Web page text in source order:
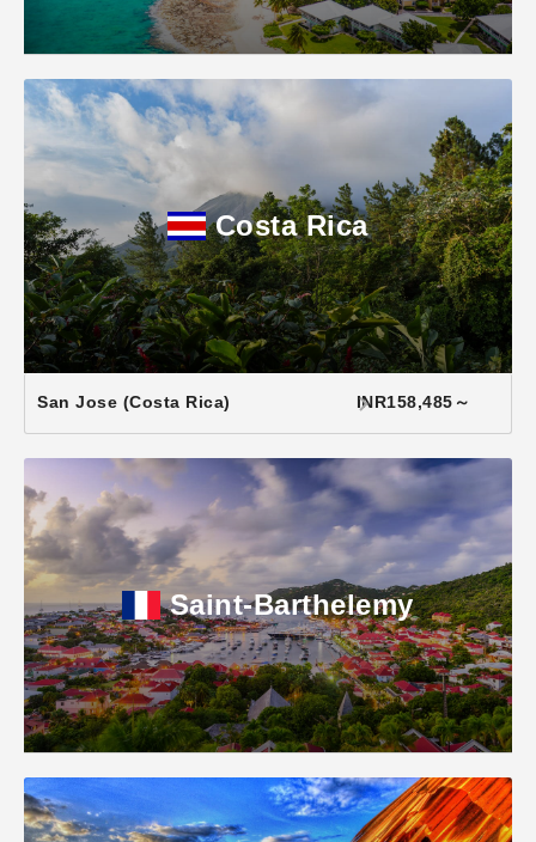
Costa Rica
San Jose (Costa Rica) INR158,485～
Saint-Barthelemy